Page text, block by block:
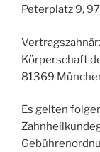
Peterplatz 9,
Körperschaft
81369
Es gelten